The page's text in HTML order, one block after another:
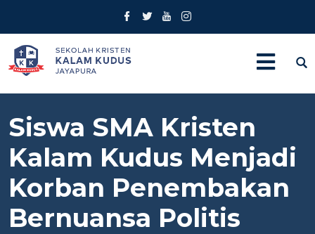
Siswa SMA Kristen
Kalam Kudus Menjadi
Korban Penembakan
Bernuansa Politis